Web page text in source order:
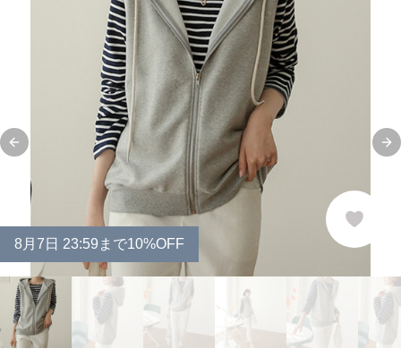
Previous slide
8 月 7 日 23:59まで10%OFF